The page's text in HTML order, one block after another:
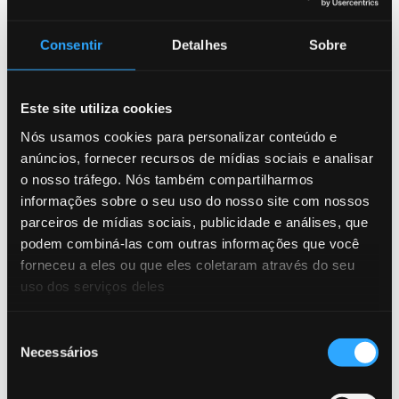
Consentir Detalhes Sobre
Este site utiliza cookies
Nós usamos cookies para personalizar conteúdo e
anúncios, fornecer recursos de mídias sociais e analisar
o nosso tráfego. Nós também compartilharmos
informações sobre o seu uso do nosso site com nossos
parceiros de mídias sociais, publicidade e análises, que
podem combiná-las com outras informações que você
forneceu a eles ou que eles coletaram através do seu
uso dos serviços deles
Necessários
Mantenha-se
informado com
nossos recursos
mais recentes
Acesse nossos artigos, white
papers e insights para entender
como o Lyfense capacita as
dias.